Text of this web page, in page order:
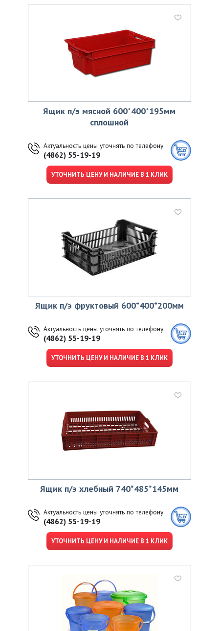
Ящик п/э мясной 600*400*195мм
сплошной
Актуальность цены уточнять по телефону
(4862) 55-19-19
УТОЧНИТЬ ЦЕНУ И НАЛИЧИЕ В 1 КЛИК
Ящик п/э фруктовый 600*400*200мм
Актуальность цены уточнять по телефону
(4862) 55-19-19
УТОЧНИТЬ ЦЕНУ И НАЛИЧИЕ В 1 КЛИК
Ящик п/э хлебный 740*485*145мм
Актуальность цены уточнять по телефону
(4862) 55-19-19
УТОЧНИТЬ ЦЕНУ И НАЛИЧИЕ В 1 КЛИК